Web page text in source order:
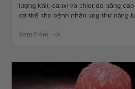
lượng kali, canxi và chloride nâng
cơ thể cho bệnh nhân ung thư năng
Xem thêm